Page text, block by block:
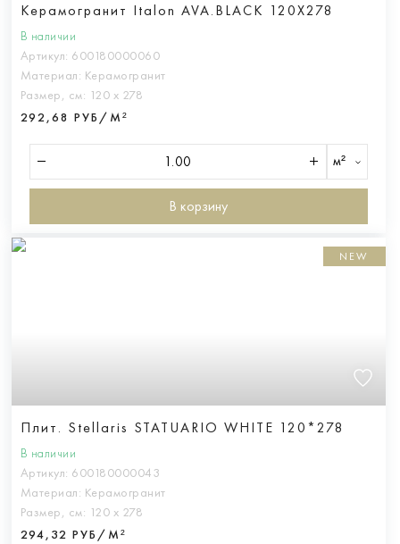
Керамогранит Italon AVA.BLACK 120X278
В наличии
Артикул: 600180000060
Материал: Керамогранит
Размер, см: 120 х 278
292,68 РУБ/М²
м²
В корзину
NEW
Плит. Stellaris STATUARIO WHITE 120*278
В наличии
Артикул: 600180000043
Материал: Керамогранит
Размер, см: 120 х 278
294,32 РУБ/М²